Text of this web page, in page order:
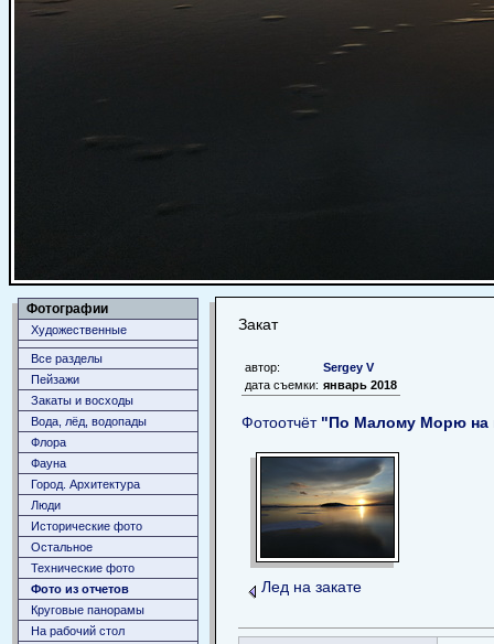
Фотографии
Художественные
Все разделы
Пейзажи
Закаты и восходы
Вода, лёд, водопады
Флора
Фауна
Город. Архитектура
Люди
Исторические фото
Остальное
Технические фото
Фото из отчетов
Круговые панорамы
На рабочий стол
Закат
автор:
Sergey V
дата съемки: январь 2018
Фотоотчёт "По Малому Морю на
Лед на закате